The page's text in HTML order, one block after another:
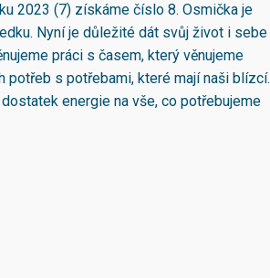
2023 (7) získáme číslo 8. Osmička je
Nyní je důležité dát svůj život i sebe
práci s časem, který věnujeme
potřeb s potřebami, které mají naši blízcí.
energie na vše, co potřebujeme